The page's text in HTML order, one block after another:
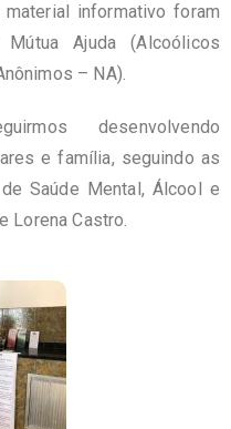
informativo foram
Ajuda (Alcoólicos
– NA).
desenvolvendo
e família, seguindo as
Saúde Mental, Álcool e
Lorena Castro.